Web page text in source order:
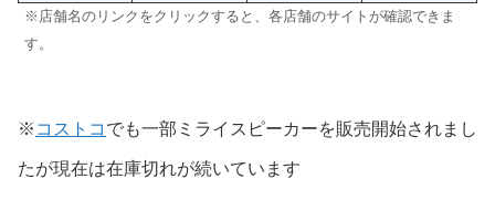
※店舗名のリンクをクリックすると、各店舗のサイトが確認できま
す。
※ コストコ でも一部ミライスピーカーを販売開始されまし
たが現在は在庫切れが続いています